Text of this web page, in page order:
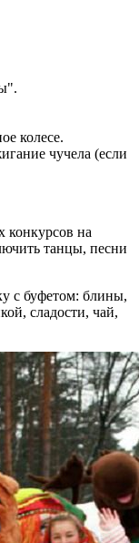
колесе.
чучела (если
конкурсов на
танцы, песни
с буфетом: блины,
сладости, чай,